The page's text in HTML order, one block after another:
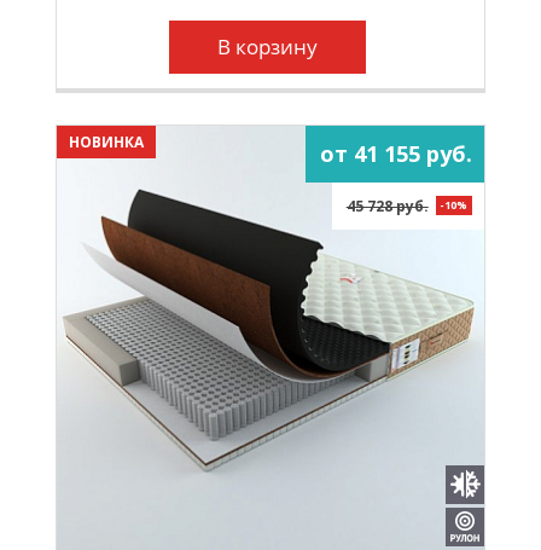
В корзину
НОВИНКА от 41 155 руб.
45 728 руб. -10%